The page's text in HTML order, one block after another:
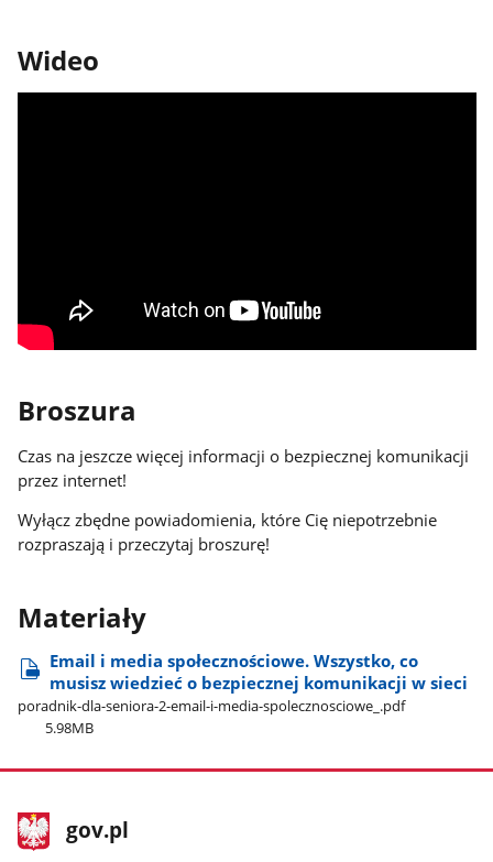
Wideo
Broszura
Czas na jeszcze więcej informacji o bezpiecznej komunikacji
przez internet!
Wyłącz zbędne powiadomienia, które Cię niepotrzebnie
rozpraszają i przeczytaj broszurę!
Materiały
Email i media społecznościowe. Wszystko, co
musisz wiedzieć o bezpiecznej komunikacji w sieci
poradnik-dla-seniora-2-email-i-media-spolecznosciowe​_.pdf
5.98MB
stopka
gov.pl
Strona
gov.pl